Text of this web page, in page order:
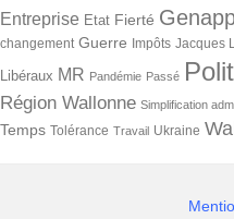
Entreprise Etat Fierté
changement Guerre Impôts Jacques
Libéraux MR Pandémie Passé
Région Wallonne Simplification
Temps Tolérance Travail Ukraine